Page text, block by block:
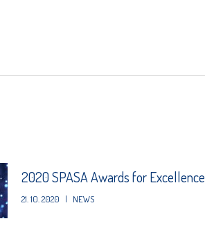
2020 SPASA Awards for Excellence
21. 10. 2020 | NEWS